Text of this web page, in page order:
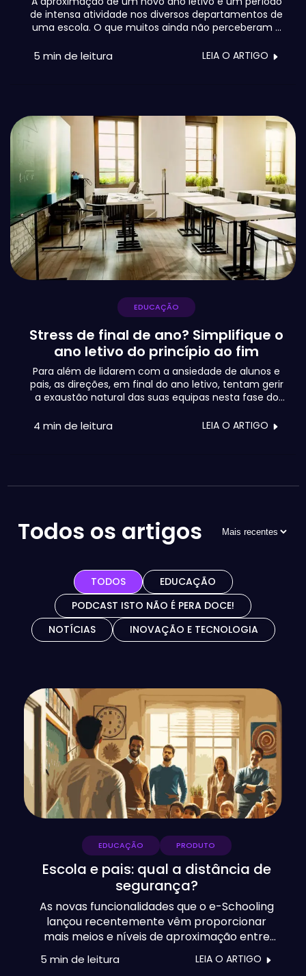
de intensa atividade nos diversos departamentos de
uma escola. O que muitos ainda não perceberam é
controlo da situação. Vamos ser curtos e sintéticos,
5 min de leitura LEIA O ARTIGO
EDUCAÇÃO
Stress de final de ano? Simplifique o
ano letivo do princípio ao fim
Para além de lidarem com a ansiedade de alunos e
pais, as direções, em final do ano letivo, tentam gerir
a exaustão natural das suas equipas nesta fase do
mas também para cumprirem as múltiplas
4 min de leitura LEIA O ARTIGO
Todos os artigos
TODOS
EDUCAÇÃO
PODCAST ISTO NÃO É PERA DOCE!
NOTÍCIAS
INOVAÇÃO E TECNOLOGIA
EDUCAÇÃO PRODUTO
Escola e pais: qual a distância de
segurança?
As novas funcionalidades que o e-Schooling
lançou recentemente vêm proporcionar
mais meios e níveis de aproximação entre
escolas, pais e alunos. Mas será que podem
aproximar de mais? A pergunta parece
5 min de leitura LEIA O ARTIGO